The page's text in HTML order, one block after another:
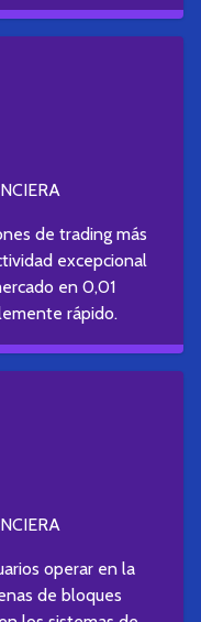
de trading más
excepcional
en 0,01
rápido.
operar en la
de bloques